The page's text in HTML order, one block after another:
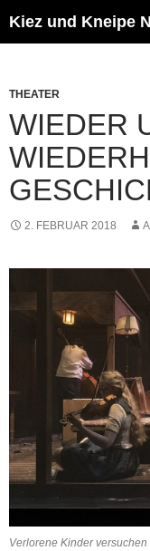
Inhalt
Kiez und Kneipe
THEATER
WIEDER
2. FEBRUAR 2018
Verlorene Kinder versuchen